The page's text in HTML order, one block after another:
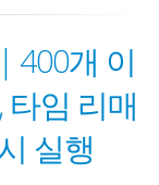
400개 이
임 리매
실행